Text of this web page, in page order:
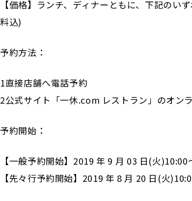
【価格】ランチ、ディナーともに、下記の
料込)
予約方法：
1直接店舗へ電話予約
2公式サイト「一休.com レストラン」のオン
予約開始：
【一般予約開始】2019 年 9 月 03 日(火)10:00
【先々行予約開始】2019 年 8 月 20 日(火